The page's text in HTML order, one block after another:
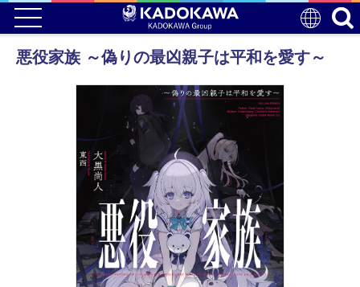
悪役家族 ～偽りの最凶親子は平和を愛す～